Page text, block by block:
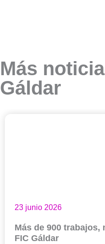
Más
Gáldar
23 junio 2026
Más de 900 trabajos,
FIC Gáldar